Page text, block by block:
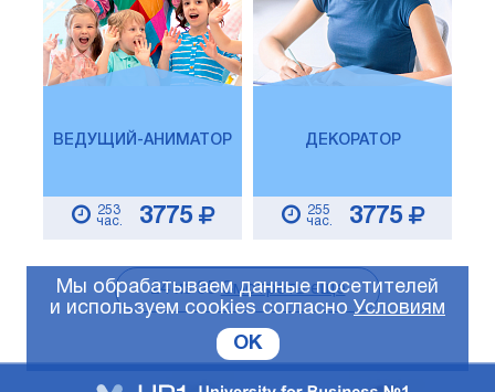
ВЕДУЩИЙ-АНИМАТОР
253
час.
3775
ДЕКОРАТОР
255
час.
3775
24из35 Смотреть еще
Мы обрабатываем данные посетителей
и используем cookies согласноУсловиям
OK